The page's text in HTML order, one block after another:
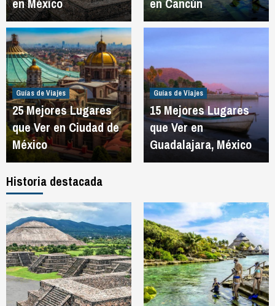
en México
en Cancún
Guías de Viajes
25 Mejores Lugares
que Ver en Ciudad de
México
Guías de Viajes
15 Mejores Lugares
que Ver en
Guadalajara, México
Historia destacada